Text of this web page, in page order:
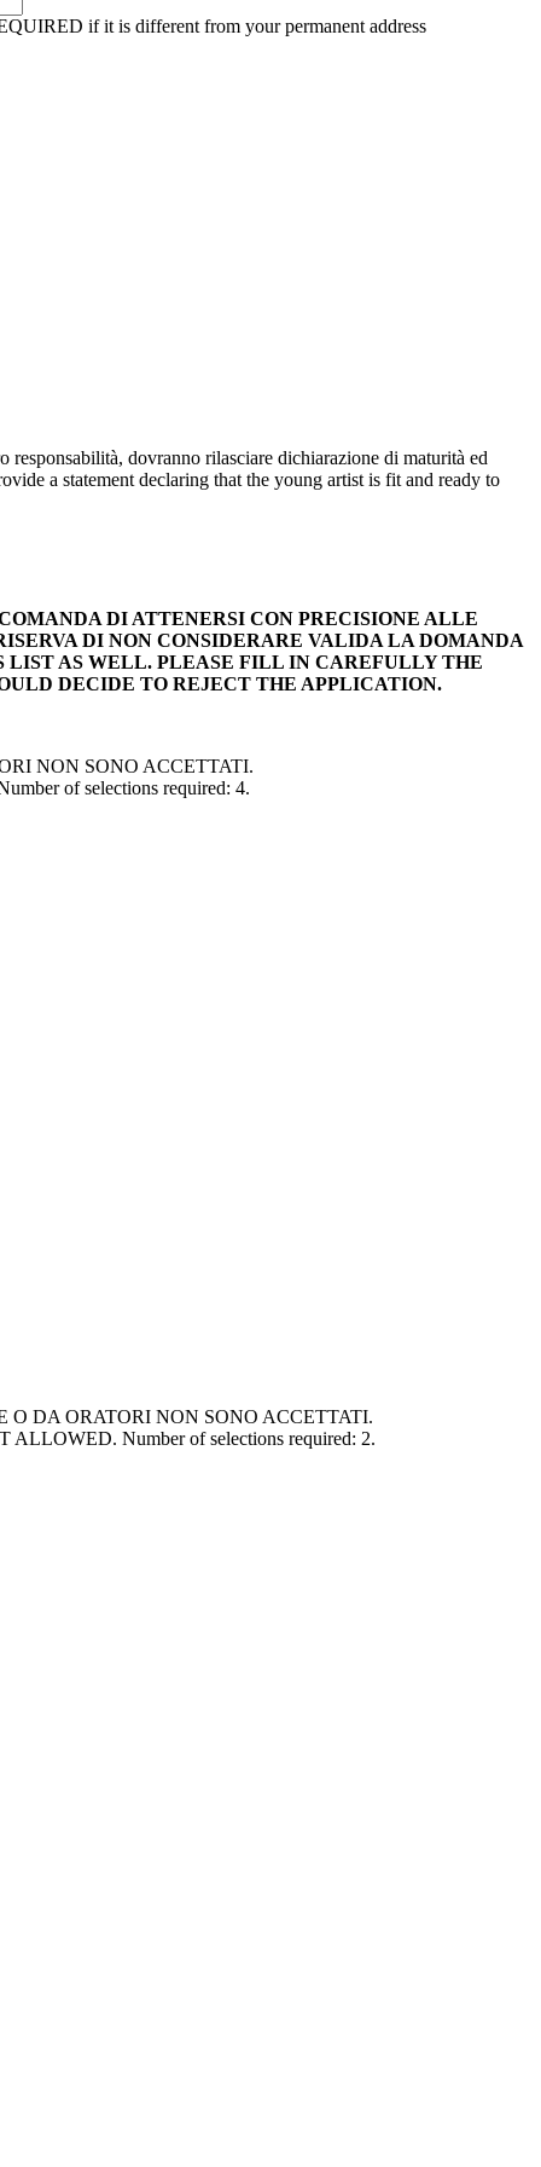
if it is different from your permanent address
responsabilità, dovranno rilasciare dichiarazione di maturità ed
a statement declaring that the young artist is fit and ready to
DI ATTENERSI CON PRECISIONE ALLE
DI NON CONSIDERARE VALIDA LA DOMANDA
LIST AS WELL. PLEASE FILL IN CAREFULLY THE
DECIDE TO REJECT THE APPLICATION.
NON SONO ACCETTATI.
of selections required: 4.
O DA ORATORI NON SONO ACCETTATI.
Number of selections required: 2.